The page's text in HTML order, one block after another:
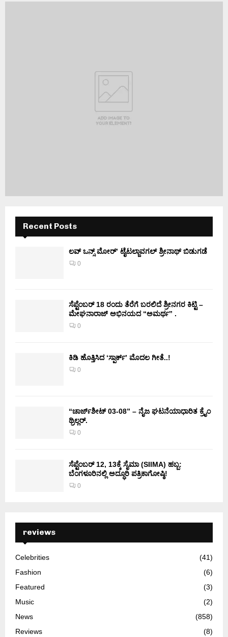
Recent Posts
ಲವ್ ಒನ್ಸ್ ಮೋರ್’ ಟೈಟಲ್ಜಾವಗಲ್ ಶ್ರೀನಾಥ್ ಬಿಡುಗಡೆ
0
ಸೆಪ್ಟೆಂಬರ್ 18 ರಂದು ತೆರೆಗೆ ಬರಲಿದೆ ಶ್ರೀನಗರ ಕಿಟ್ಟಿ –
ಮೇಘನಾರಾಜ್ ಅಭಿನಯದ “ಅಮರ್ಥ” .
0
ಕಿಡಿ‌‌ ಹೊತ್ತಿಸಿದ ‘ಸ್ಪಾರ್ಕ್’ ಮೊದಲ‌ ಗೀತೆ..!
0
“ಚಾರ್ಜ್‌ಶೀಟ್ 03-08” – ನೈಜ ಘಟನೆಯಾಧಾರಿತ ಕ್ರೈಂ
ಥ್ರಿಲ್ಲರ್.
0
ಸೆಪ್ಟೆಂಬರ್ 12, 13ಕ್ಕೆ ಸೈಮಾ (SIIMA) ಹಬ್ಬ:
ಬೆಂಗಳೂರಿನಲ್ಲಿ ಅದ್ಧೂರಿ ಪತ್ರಿಕಾಗೋಷ್ಠಿ!
0
reviews
Celebrities
(41)
Fashion
(6)
Featured
(3)
Music
(2)
News
(858)
Reviews
(8)